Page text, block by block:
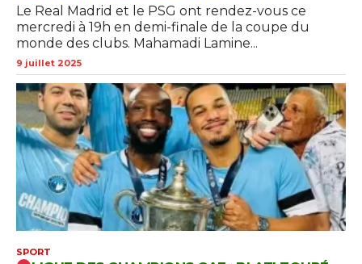
Le Real Madrid et le PSG ont rendez-vous ce
mercredi à 19h en demi-finale de la coupe du
monde des clubs. Mahamadi Lamine...
9 juillet 2025
SPORT